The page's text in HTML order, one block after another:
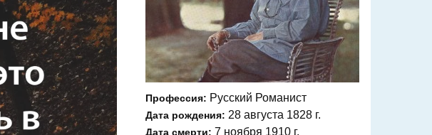
Профессия: Русский Романист
Дата рождения: 28 августа 1828 г.
Дата смерти: 7 ноября 1910 г.